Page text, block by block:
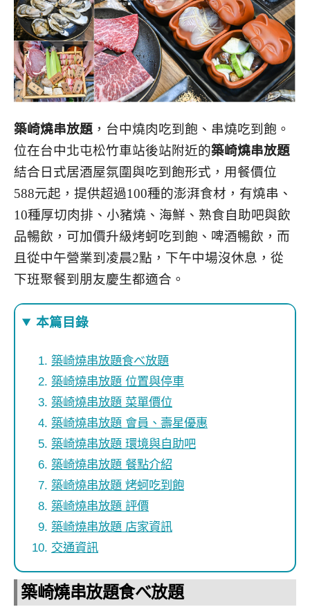
築崎燒串放題 ，台中燒肉吃到飽、串燒吃到飽。
位在台中北屯松竹車站後站附近的築崎燒串放題
結合日式居酒屋氛圍與吃到飽形式，用餐價位
588元起，提供超過100種的澎湃食材，有燒串、
10種厚切肉排、小豬燒、海鮮、熟食自助吧與飲
品暢飲，可加價升級烤蚵吃到飽、啤酒暢飲，而
且從中午營業到凌晨2點，下午中場沒休息，從
下班聚餐到朋友慶生都適合。
本篇目錄
築崎燒串放題食べ放題
築崎燒串放題 位置與停車
築崎燒串放題 菜單價位
築崎燒串放題 會員、壽星優惠
築崎燒串放題 環境與自助吧
築崎燒串放題 餐點介紹
築崎燒串放題 烤蚵吃到飽
築崎燒串放題 評價
築崎燒串放題 店家資訊
交通資訊
築崎燒串放題食べ放題